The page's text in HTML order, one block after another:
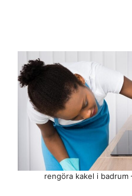
rengöra kakel i badrum